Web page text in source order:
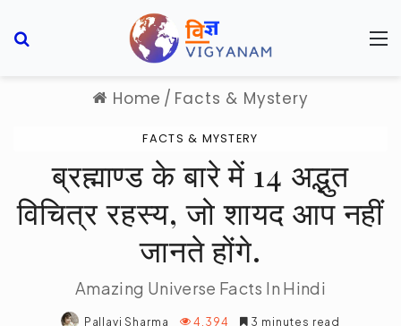
Home / Facts & Mystery
FACTS & MYSTERY
ब्रह्माण्ड के बारे में 14 अद्भुत
विचित्र रहस्य, जो शायद आप नहीं
जानते होंगे.
Amazing Universe Facts In Hindi
Pallavi Sharma 4,394 3 minutes read